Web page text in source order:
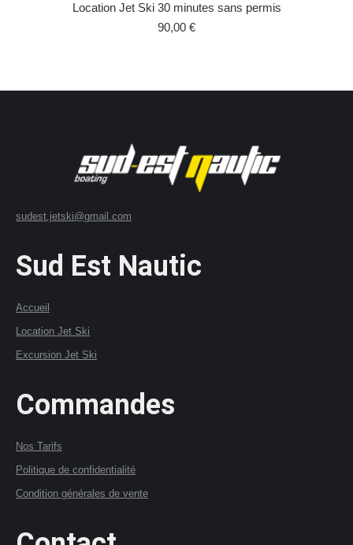
Location Jet Ski 30 minutes sans permis
90,00 €
sudest.jetski@gmail.com
Sud Est Nautic
Accueil
Location Jet Ski
Excursion Jet Ski
Commandes
Nos Tarifs
Politique de confidentialité
Condition générales de vente